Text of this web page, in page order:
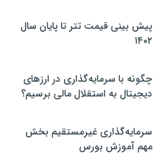
پیش بینی قیمت تتر تا پایان سال
۱۴۰۲
چگونه با سرمایه‌گذاری در ارزهای
دیجیتال به استقلال مالی برسیم؟
سرمایه‌گذاری غیرمستقیم بخش
مهم آموزش بورس